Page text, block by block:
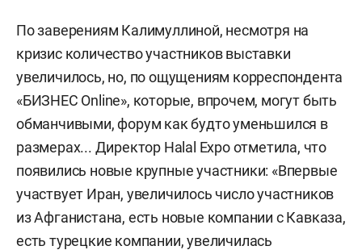
По заверениям Калимуллиной, несмотря на
кризис количество участников выставки
увеличилось, но, по ощущениям корреспондента
«БИЗНЕС Online», которые, впрочем, могут быть
обманчивыми, форум как будто уменьшился в
размерах... Директор Halal Expo отметила, что
появились новые крупные участники: «Впервые
участвует Иран, увеличилось число участников
из Афганистана, есть новые компании с Кавказа,
есть турецкие компании, увеличилась